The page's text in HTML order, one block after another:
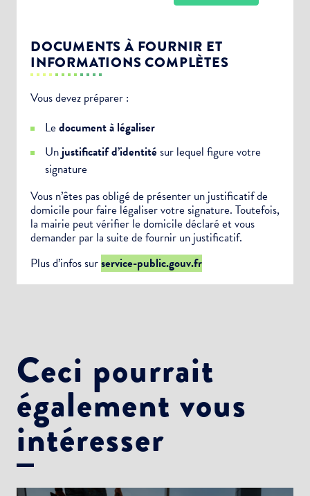
DOCUMENTS À FOURNIR ET
INFORMATIONS COMPLÈTES
Vous devez préparer :
Le document à légaliser
Un justificatif d’identitésur lequel figure votre
signature
Vous n’êtes pas obligé de présenter un justificatif de
domicile pour faire légaliser votre signature. Toutefois,
la mairie peut vérifier le domicile déclaré et vous
demander par la suite de fournir un justificatif.
Plus d’infos surservice-public.gouv.fr
Ceci pourrait
également vous
intéresser
Newsletter Culture
Newsletter Sport et Vie associative